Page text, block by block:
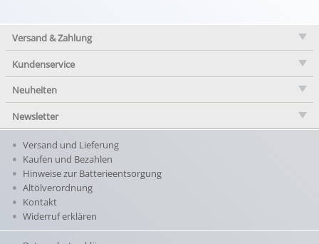
Versand & Zahlung
Kundenservice
Neuheiten
Newsletter
Versand und Lieferung
Kaufen und Bezahlen
Hinweise zur Batterieentsorgung
Altölverordnung
Kontakt
Widerruf erklären